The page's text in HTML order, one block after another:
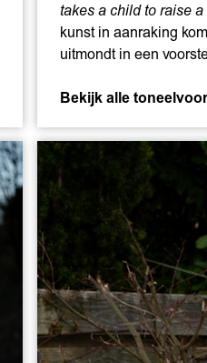
takes a child to raise
kunst in aanraking
uitmondt in een
Bekijk alle